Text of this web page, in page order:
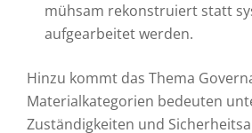
mühsam rekonstruiert statt
aufgearbeitet werden.
Hinzu kommt das Thema
Materialkategorien bedeuten
Zuständigkeiten und